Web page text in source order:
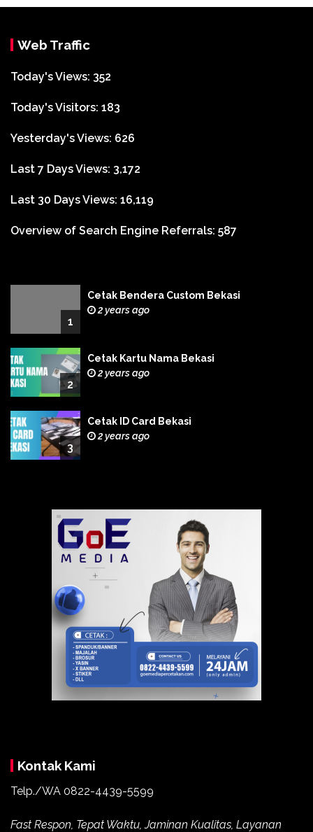
Web Traffic
Today's Views: 352
Today's Visitors: 183
Yesterday's Views: 626
Last 7 Days Views: 3,172
Last 30 Days Views: 16,119
Overview of Search Engine Referrals: 587
1
Cetak Bendera Custom Bekasi
2 years ago
2
Cetak Kartu Nama Bekasi
2 years ago
3
Cetak ID Card Bekasi
2 years ago
Kontak Kami
Telp./WA 0822-4439-5599
Fast Respon, Tepat Waktu, Jaminan Kualitas, Layanan